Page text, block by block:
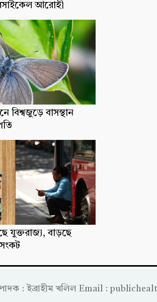
আরোহী
বিশ্বজুড়ে বাসস্থান
যুক্তরাজ্য, বাড়ছে
: ইব্রাহীম খলিল Email :